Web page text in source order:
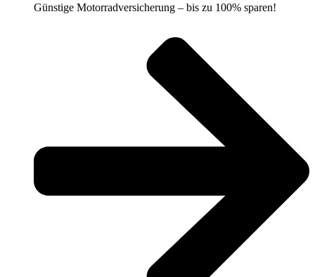
Günstige Motorradversicherung – bis zu 100% sparen!